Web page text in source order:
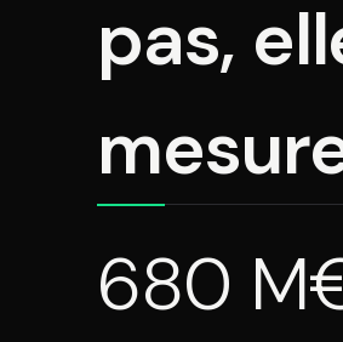
pas,
680